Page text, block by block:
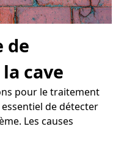
de
cave
pour le traitement
de détecter
Les causes